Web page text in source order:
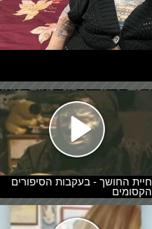
חיית החושך - בעקבות הסיפורים
הקסומים